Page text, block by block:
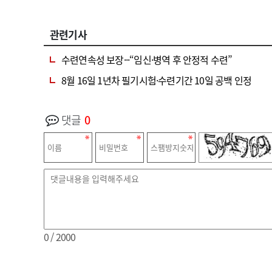
관련기사
수련연속성 보장···“임신·병역 후 안정적 수련”
8월 16일 1년차 필기시험·수련기간 10일 공백 인정
댓글 0
0/ 2000